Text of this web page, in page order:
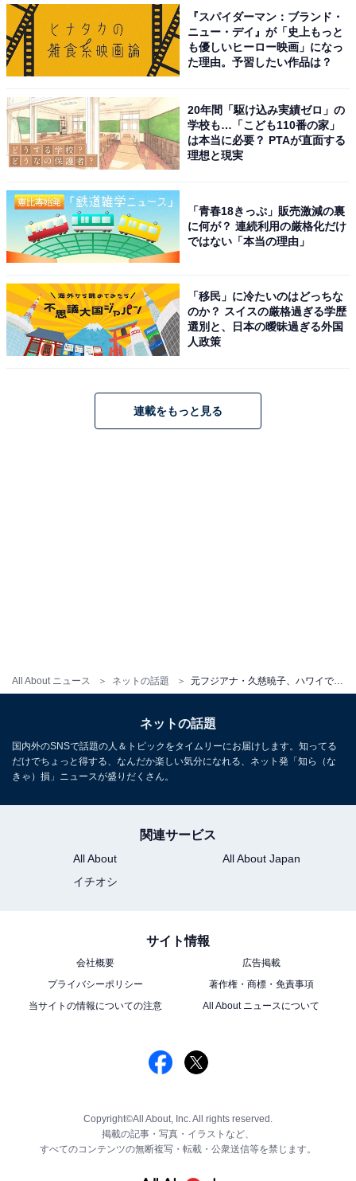
All About ニュース ネットの話題
『スパイダーマン：ブランド・
ニュー・デイ』が「史上もっと
も優しいヒーロー映画」になっ
た理由。予習したい作品は？
20年間「駆け込み実績ゼロ」の
学校も…「こども110番の家」
は本当に必要？ PTAが直面する
理想と現実
「青春18きっぷ」販売激減の裏
に何が？ 連続利用の厳格化だけ
ではない「本当の理由」
「移民」に冷たいのはどっちな
のか？ スイスの厳格過ぎる学歴
選別と、日本の曖昧過ぎる外国
人政策
連載をもっと見る
ネットの話題
国内外のSNSで話題の人＆トピックをタイムリーにお届けします。知ってる
だけでちょっと得する、なんだか楽しい気分になれる、ネット発「知ら（な
きゃ）損」ニュースが盛りだくさん。
関連サービス
All About
All About Japan
イチオシ
サイト情報
会社概要
広告掲載
プライバシーポリシー
著作権・商標・免責事項
当サイトの情報についての注意
All About ニュースについて
Copyright©All About, Inc. All rights reserved.
掲載の記事・写真・イラストなど、
すべてのコンテンツの無断複写・転載・公衆送信等を禁じます。